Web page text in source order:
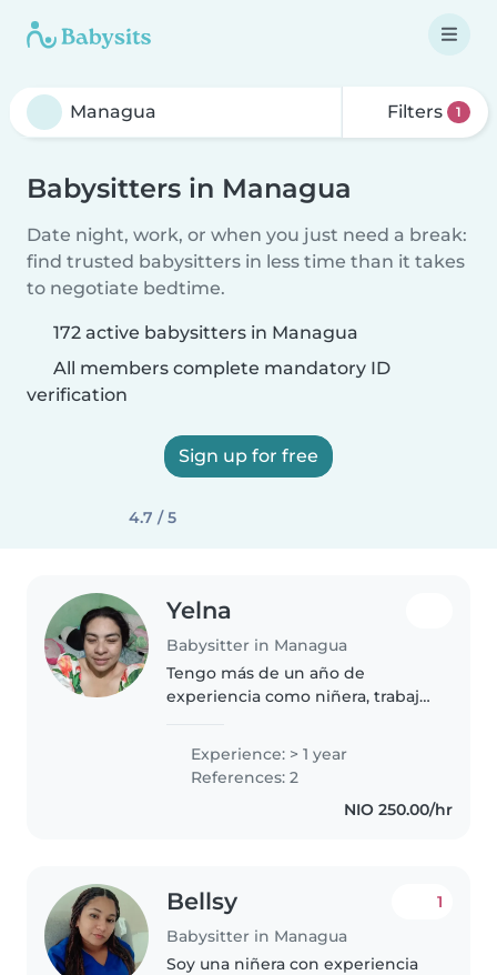
Filters 1
Babysitters in Managua
Date night, work, or when you just need a break:
find trusted babysitters in less time than it takes
to negotiate bedtime.
172 active babysitters in Managua
All members complete mandatory ID
verification
Sign up for free
4.7 / 5
Yelna
Babysitter in Managua
Tengo más de un año de
experiencia como niñera, trabaje
prematuros así q tengo
experiencia especialmente con
bebés. Cuento con
entrenamiento en primeros..
Experience: > 1 year
References: 2
NIO 250.00/hr
Bellsy
Babysitter in Managua
1
Soy una niñera con experiencia